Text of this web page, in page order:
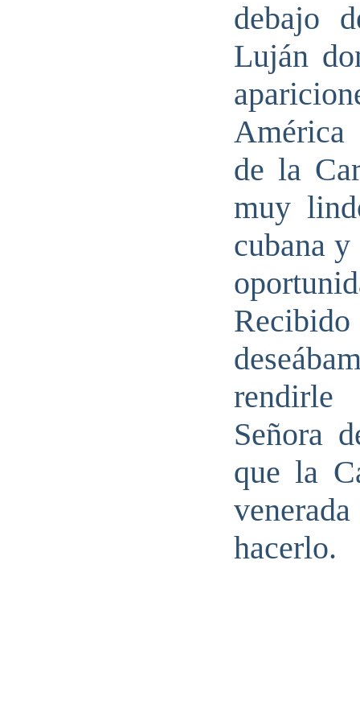
debajo
Luján
América
de la
muy
cubana
rendirle
Señora
que la
hacerlo.